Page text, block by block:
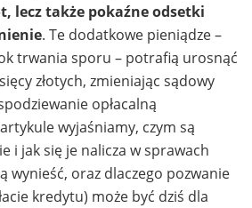
lecz także pokaźne odsetki
. Te dodatkowe pieniądze –
trwania sporu – potrafią urosnąć
złotych, zmieniając sądowy
opłacalną
wyjaśniamy, czym są
i jak się je nalicza w sprawach
wynieść, oraz dlaczego pozwanie
kredytu) może być dziś dla